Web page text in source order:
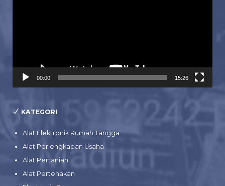
00:00 15:26
KATEGORI
Alat Elektronik Rumah Tangga
Alat Perlengkapan Usaha
Alat Pertanian
Alat Pertenakan